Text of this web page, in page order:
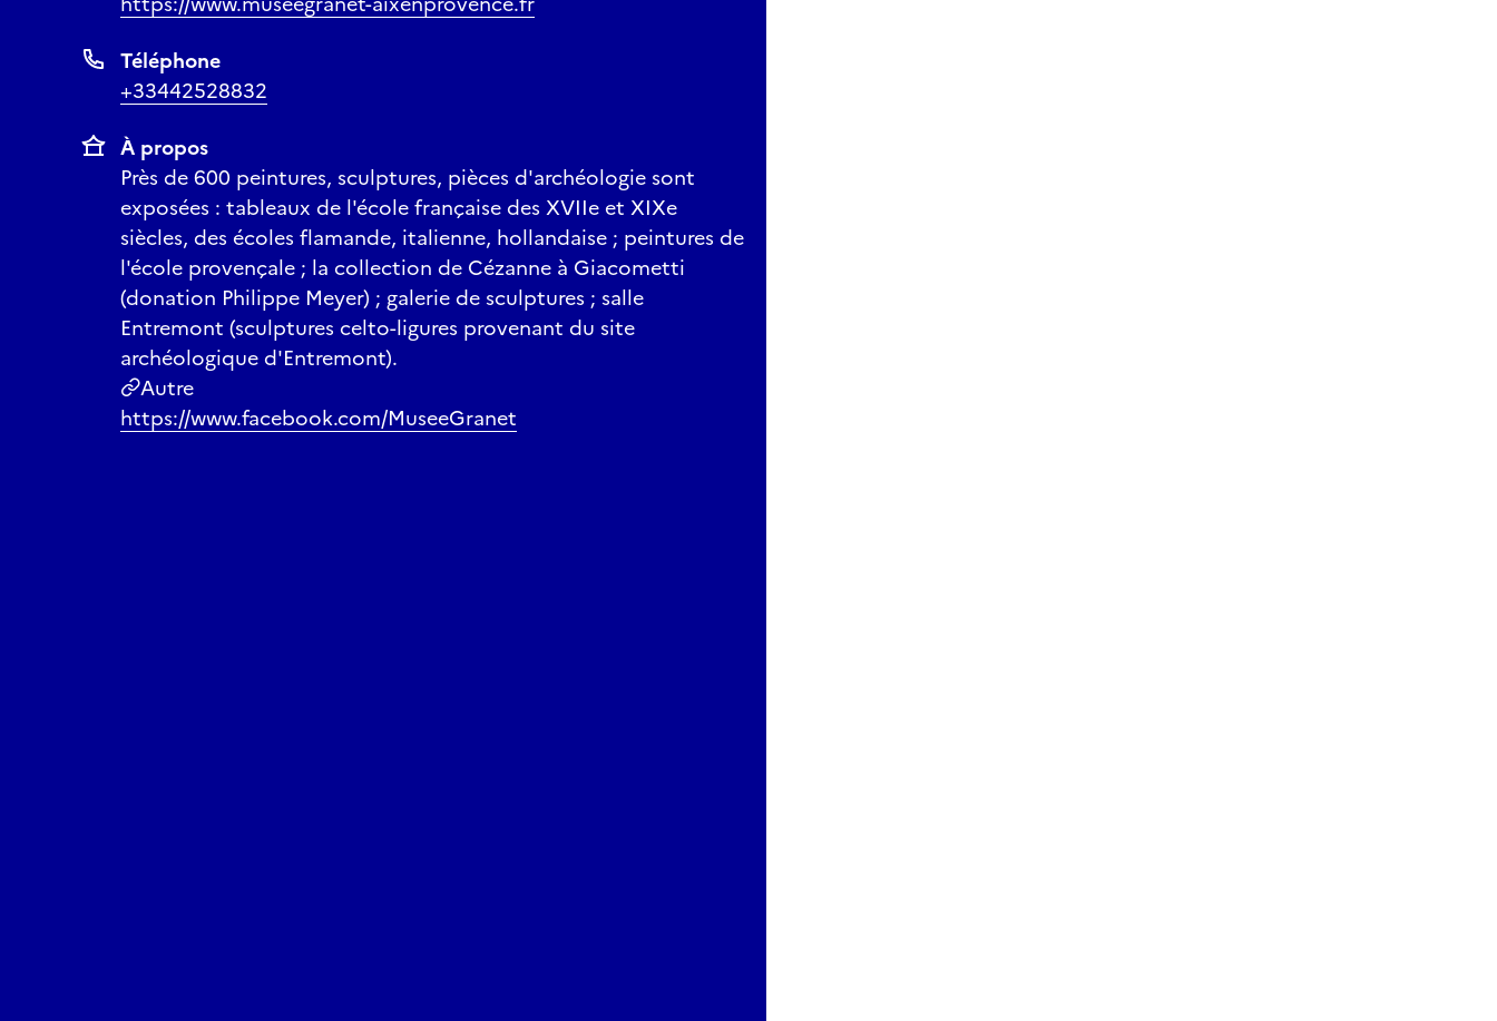
Téléphone
+33442528832
À propos
Près de 600 peintures, sculptures, pièces d'archéologie sont
exposées : tableaux de l'école française des XVIIe et XIXe
siècles, des écoles flamande, italienne, hollandaise ; peintures de
l'école provençale ; la collection de Cézanne à Giacometti
(donation Philippe Meyer) ; galerie de sculptures ; salle
Entremont (sculptures celto-ligures provenant du site
archéologique d'Entremont).
Autre
https://www.facebook.com/MuseeGranet